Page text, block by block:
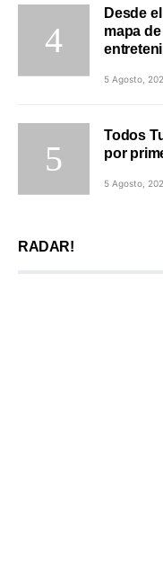
Desde
mapa
5 Agosto,
Todos
por
5 Agosto,
RADAR!